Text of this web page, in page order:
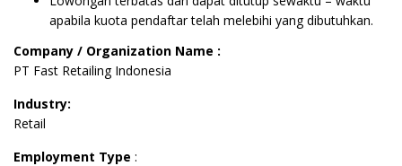
apabila kuota pendaftar telah melebihi yang dibutuhkan.
Company / Organization Name :
PT Fast Retailing Indonesia
Industry:
Retail
Employment Type :